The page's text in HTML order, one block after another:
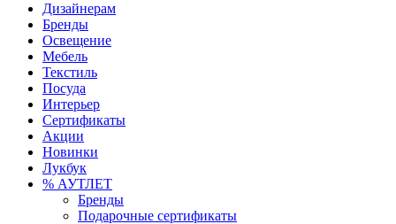
Дизайнерам
Бренды
Освещение
Мебель
Текстиль
Посуда
Интерьер
Сертификаты
Акции
Новинки
Лукбук
% АУТЛЕТ
Бренды
Подарочные сертификаты